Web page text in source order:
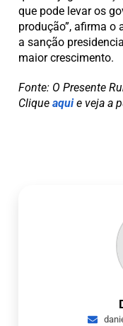
que pode levar os
produção”, afirma o
a sanção
maior crescimento.
Fonte: O Presente
Clique aquie veja a